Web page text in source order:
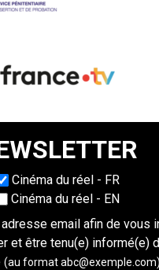
langue
Cinéma du réel - FR
Cinéma du réel - EN
email afin de vous
et être tenu(e) informé(e)
(au format abc@exemple.com)